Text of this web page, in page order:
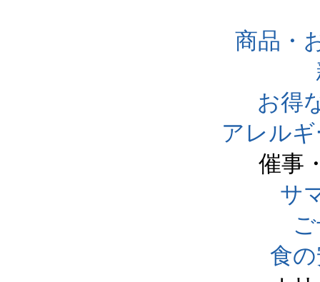
商品・
お得
アレル
催事
サ
食